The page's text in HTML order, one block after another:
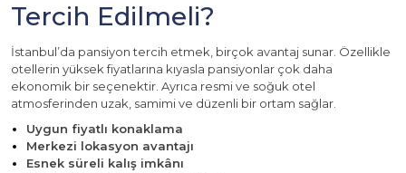
Tercih Edilmeli?
İstanbul’da pansiyon tercih etmek, birçok avantaj sunar. Özellikle
otellerin yüksek fiyatlarına kıyasla pansiyonlar çok daha
ekonomik bir seçenektir. Ayrıca resmi ve soğuk otel
atmosferinden uzak, samimi ve düzenli bir ortam sağlar.
Uygun fiyatlı konaklama
Merkezi lokasyon avantajı
Esnek süreli kalış imkânı